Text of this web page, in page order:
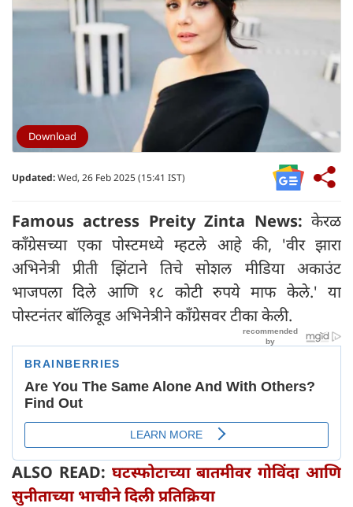
Download
Updated:Wed, 26 Feb 2025 (15:41 IST)
Famous actress Preity Zinta News: केरळ
काँग्रेसच्या एका पोस्टमध्ये म्हटले आहे की, 'वीर झारा
अभिनेत्री प्रीती झिंटाने तिचे सोशल मीडिया अकाउंट
भाजपला दिले आणि १८ कोटी रुपये माफ केले.' या
पोस्टनंतर बॉलिवूड अभिनेत्रीने काँग्रेसवर टीका केली.
ALSO READ: घटस्फोटाच्या बातमीवर गोविंदा आणि
सुनीताच्या भाचीने दिली प्रतिक्रिया